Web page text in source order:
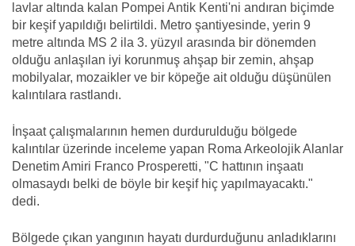
lavlar altında kalan Pompei Antik Kenti'ni andıran biçimde
bir keşif yapıldığı belirtildi. Metro şantiyesinde, yerin 9
metre altında MS 2 ila 3. yüzyıl arasında bir dönemden
olduğu anlaşılan iyi korunmuş ahşap bir zemin, ahşap
mobilyalar, mozaikler ve bir köpeğe ait olduğu düşünülen
kalıntılara rastlandı.
İnşaat çalışmalarının hemen durdurulduğu bölgede
kalıntılar üzerinde inceleme yapan Roma Arkeolojik Alanlar
Denetim Amiri Franco Prosperetti, "C hattının inşaatı
olmasaydı belki de böyle bir keşif hiç yapılmayacaktı."
dedi.
Bölgede çıkan yangının hayatı durdurduğunu anladıklarını